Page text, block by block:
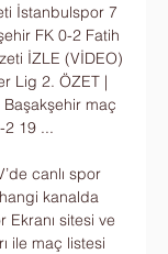
İstanbulspor 7
FK 0-2 Fatih
İZLE (VİDEO)
Lig 2. ÖZET |
maç
19 ...
canlı spor
kanalda
Ekranı sitesi ve
ile maç listesi